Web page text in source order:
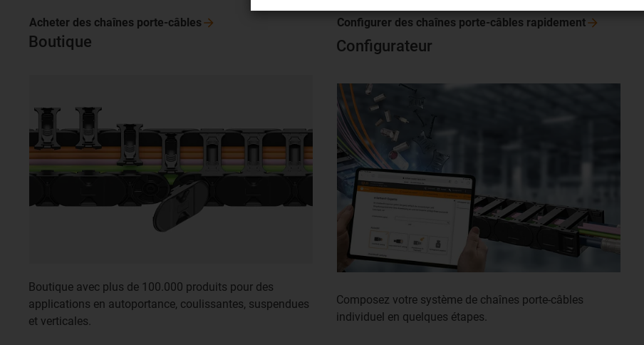
Boutique
Boutique avec plus de 100.000 produits pour des
applications en autoportance, coulissantes, suspendues
et verticales.
Acheter des chaînes porte-câbles
Configurateur
Composez votre système de chaînes porte-câbles
individuel en quelques étapes.
Configurer des chaînes porte-câbles rapidement